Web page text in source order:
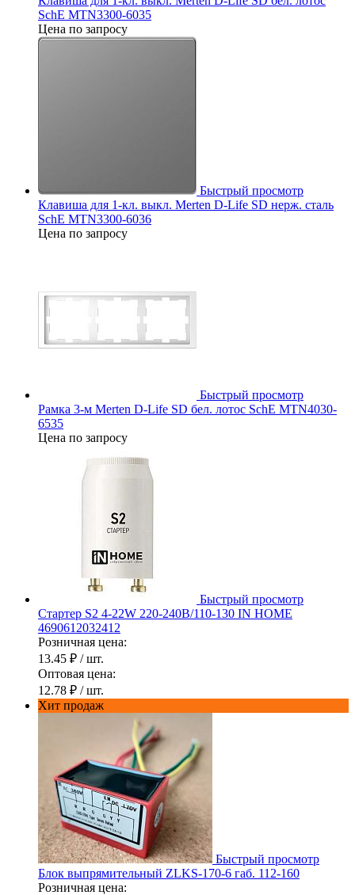
SchE MTN3300-6035
Цена по запросу
Быстрый просмотр
Клавиша для 1-кл. выкл. Merten D-Life SD нерж. сталь
SchE MTN3300-6036
Цена по запросу
Быстрый просмотр
Рамка 3-м Merten D-Life SD бел. лотос SchE MTN4030-
6535
Цена по запросу
Быстрый просмотр
Стартер S2 4-22W 220-240В/110-130 IN HOME
4690612032412
Розничная цена:
13.45 ₽ / шт.
Оптовая цена:
12.78 ₽ / шт.
Хит продаж
Быстрый просмотр
Блок выпрямительный ZLKS-170-6 габ. 112-160
Розничная цена: